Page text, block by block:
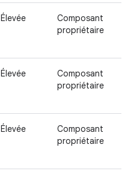
Élevée
Composant
propriétaire
Élevée
Composant
propriétaire
Élevée
Composant
propriétaire